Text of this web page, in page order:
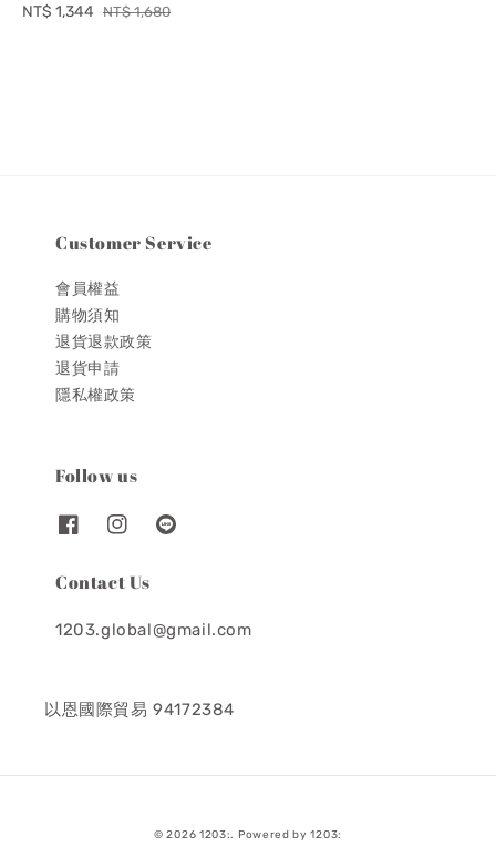
Sale
NT$ 1,344 Regular
NT$ 1,680
Customer Service
會員權益
購物須知
退貨退款政策
退貨申請
隱私權政策
Follow us
Contact Us
1203.global@gmail.com
以恩國際貿易 94172384
© 2026 1203:. Powered by 1203: